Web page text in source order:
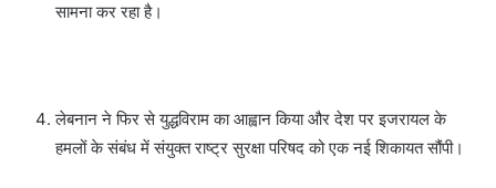
सामना कर रहा है।
लेबनान ने फिर से युद्धविराम का आह्वान किया और देश पर इजरायल के
हमलों के संबंध में संयुक्त राष्ट्र सुरक्षा परिषद को एक नई शिकायत सौंपी।